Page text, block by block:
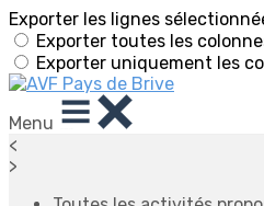
Exporter les lignes
Exporter toutes les
Exporter uniquement les
Menu
<
>